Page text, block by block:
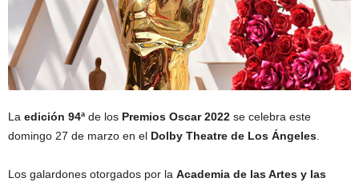
La edición 94ªde los Premios Oscar 2022 se celebra este
domingo 27 de marzo en el Dolby Theatre de Los Ángeles.
Los galardones otorgados por la Academia de las Artes y las